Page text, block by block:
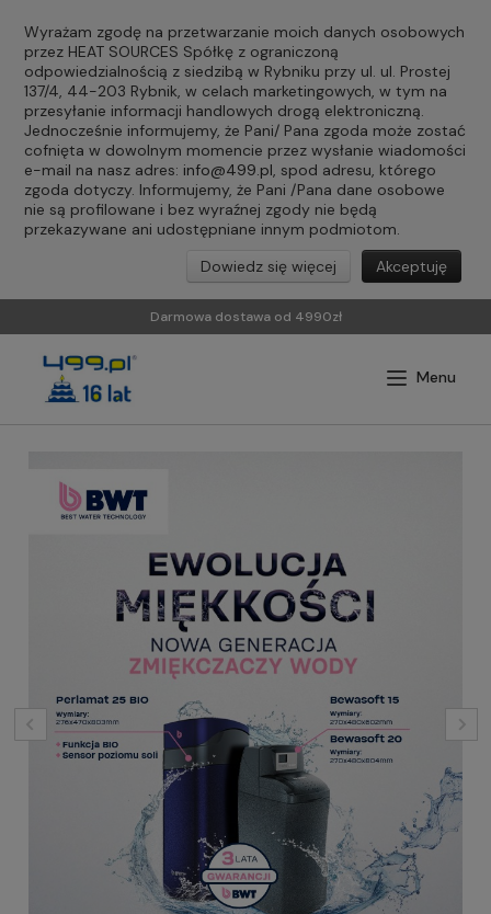
Wyrażam zgodę na przetwarzanie moich danych osobowych
przez HEAT SOURCES Spółkę z ograniczoną
odpowiedzialnością z siedzibą w Rybniku przy ul. ul. Prostej
137/4, 44-203 Rybnik, w celach marketingowych, w tym na
przesyłanie informacji handlowych drogą elektroniczną.
Jednocześnie informujemy, że Pani/ Pana zgoda może zostać
cofnięta w dowolnym momencie przez wysłanie wiadomości
e-mail na nasz adres: info@499.pl, spod adresu, którego
zgoda dotyczy. Informujemy, że Pani /Pana dane osobowe
nie są profilowane i bez wyraźnej zgody nie będą
przekazywane ani udostępniane innym podmiotom.
Akceptuję
Dowiedz się więcej
Darmowa dostawa od 4990zł